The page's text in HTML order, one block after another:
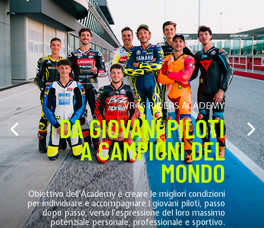
VR46 RIDERS ACADEMY
DA GIOVANI PILOTI
A CAMPIONI DEL
MONDO
Obiettivo dell’Academy è creare le migliori condizioni
per individuare e accompagnare i giovani piloti, passo
dopo passo, verso l’espressione del loro massimo
potenziale personale, professionale e sportivo.